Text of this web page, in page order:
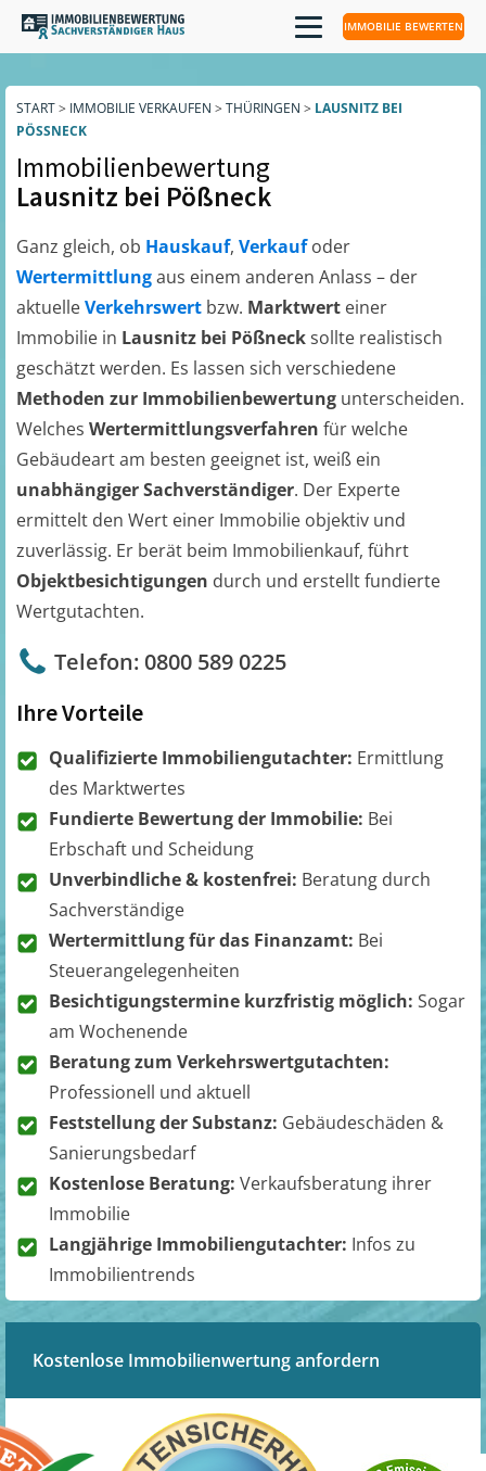
IMMOBILIE BEWERTEN
START> IMMOBILIE VERKAUFEN > THÜRINGEN > LAUSNITZ BEI
PÖSSNECK
Immobilienbewertung
Lausnitz bei Pößneck
Ganz gleich, ob Hauskauf, Verkaufoder
Wertermittlungaus einem anderen Anlass – der
aktuelleVerkehrswert bzw. Marktwert einer
Immobilie in Lausnitz bei Pößnecksollte realistisch
geschätzt werden. Es lassen sich verschiedene
Methoden zur Immobilienbewertung unterscheiden.
Welches Wertermittlungsverfahren für welche
Gebäudeart am besten geeignet ist, weiß ein
unabhängiger Sachverständiger. Der Experte
ermittelt den Wert einer Immobilie objektiv und
zuverlässig. Er berät beim Immobilienkauf, führt
Objektbesichtigungen durch und erstellt fundierte
Wertgutachten.
Telefon: 0800 589 0225
Ihre Vorteile
Qualifizierte Immobiliengutachter: Ermittlung
des Marktwertes
Fundierte Bewertung der Immobilie: Bei
Erbschaft und Scheidung
Unverbindliche & kostenfrei: Beratung durch
Sachverständige
Wertermittlung für das Finanzamt: Bei
Steuerangelegenheiten
Besichtigungstermine kurzfristig möglich: Sogar
am Wochenende
Beratung zum Verkehrswertgutachten:
Professionell und aktuell
Feststellung der Substanz: Gebäudeschäden &
Sanierungsbedarf
Kostenlose Beratung: Verkaufsberatung ihrer
Immobilie
Langjährige Immobiliengutachter: Infos zu
Immobilientrends
Kostenlose Immobilienwertung anfordern